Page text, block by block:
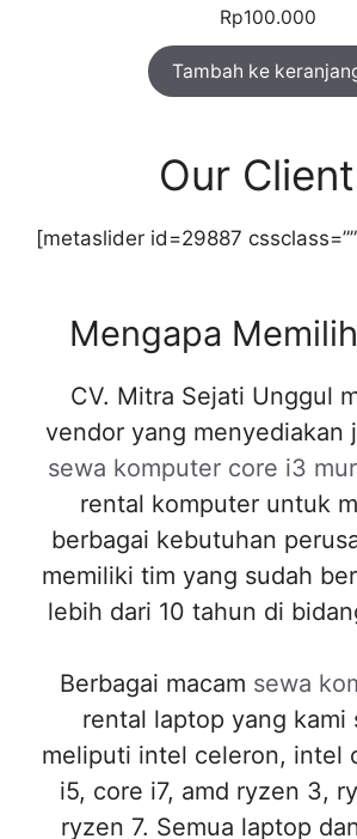
Rp100.000
Tambah ke
Our
[metaslider id=29887
Mengapa
CV. Mitra Sejati Unggul
vendor yang menyediakan
sewa komputer core i3
rental komputer untuk
berbagai kebutuhan
memiliki tim yang sudah
lebih dari 10 tahun di
Berbagai macam sewa
rental laptop yang kami
meliputi intel celeron, intel
i5, core i7, amd ryzen 3,
ryzen 7. Semua laptop